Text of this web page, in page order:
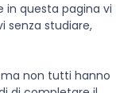
in questa pagina vi
senza studiare,
ma non tutti hanno